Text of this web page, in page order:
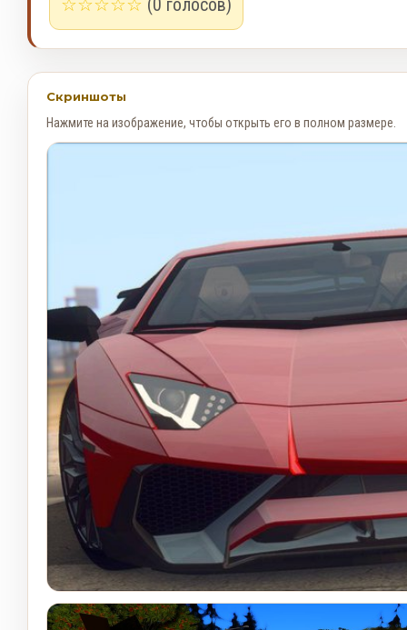
☆☆☆☆☆ (0 голосов)
Скриншоты
Нажмите на изображение, чтобы открыть его в полном размере.